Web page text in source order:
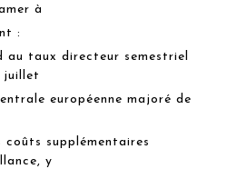
à
:
taux directeur semestriel
juillet
européenne majoré de
coûts supplémentaires
y